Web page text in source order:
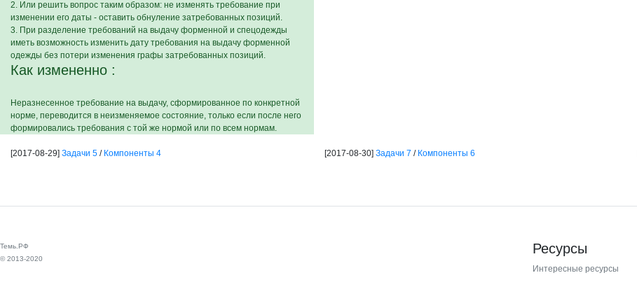
2. Или решить вопрос таким образом: не изменять требование при
изменении его даты - оставить обнуление затребованных позиций.
3. При разделение требований на выдачу форменной и спецодежды
иметь возможность изменить дату требования на выдачу форменной
одежды без потери изменения графы затребованных позиций.
Как измененно :
Неразнесенное требование на выдачу, сформированное по конкретной
норме, переводится в неизменяемое состояние, только если после него
формировались требования с той же нормой или по всем нормам.
[2017-08-29] Задачи 5 / Компоненты 4 [2017-08-30] Задачи 7 / Компоненты 6
Темь.РФ
© 2013-2020
Ресурсы
Интересные ресурсы